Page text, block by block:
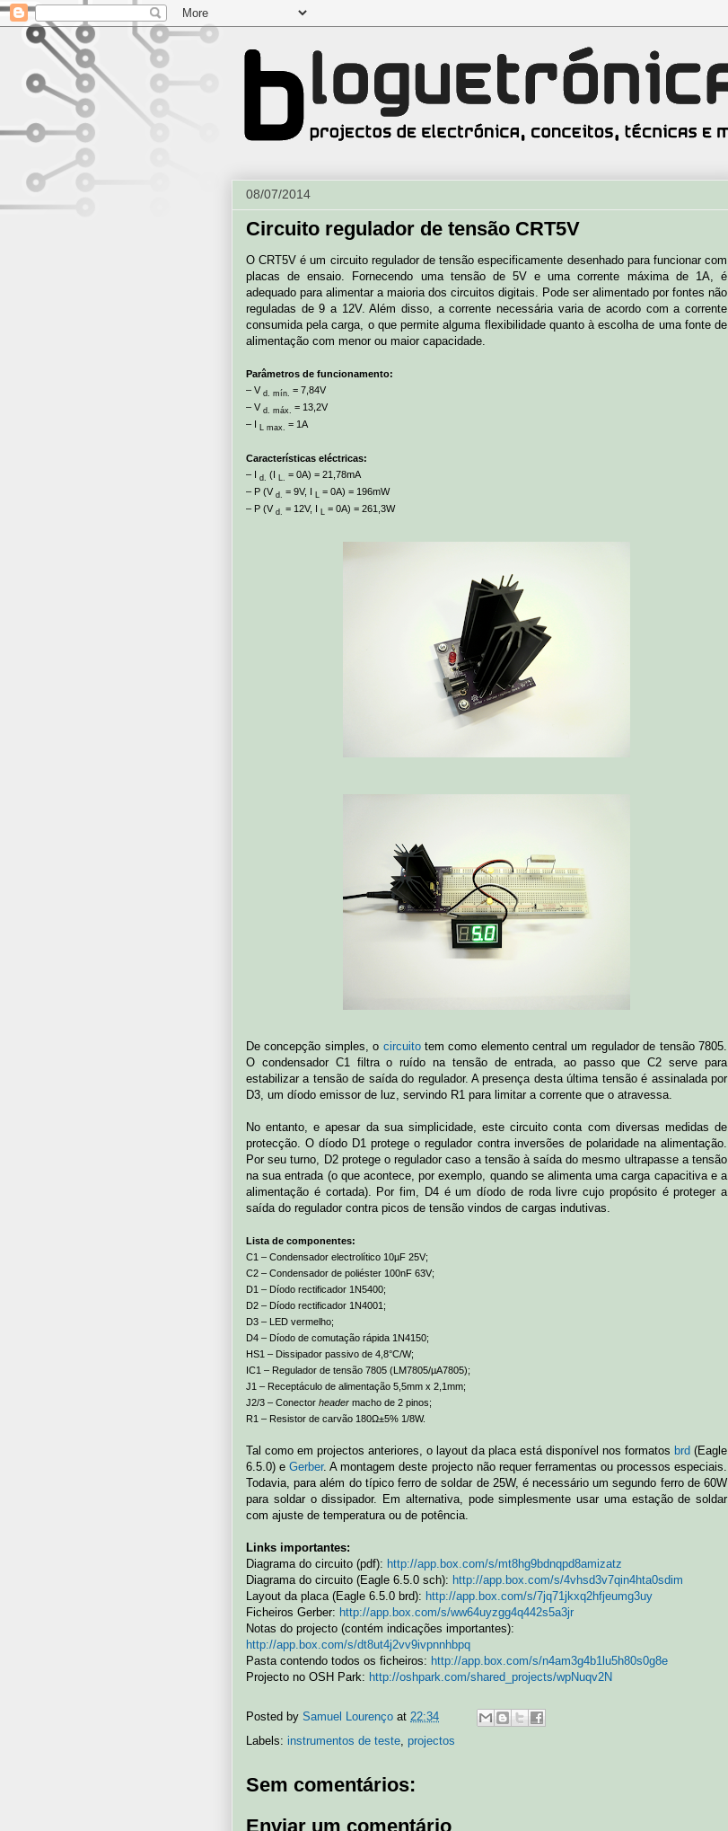
08/07/2014
Circuito regulador de tensão CRT5V
O CRT5V é um circuito regulador de tensão especificamente desenhado para funcionar com
placas de ensaio. Fornecendo uma tensão de 5V e uma corrente máxima de 1A, é
adequado para alimentar a maioria dos circuitos digitais. Pode ser alimentado por fontes não
reguladas de 9 a 12V. Além disso, a corrente necessária varia de acordo com a corrente
consumida pela carga, o que permite alguma flexibilidade quanto à escolha de uma fonte de
alimentação com menor ou maior capacidade.
Parâmetros de funcionamento:
– V d. mín. = 7,84V
– V d. máx. = 13,2V
– I
L max. = 1A
Características eléctricas:
– I d. (I
= 0A) = 21,78mA
– P (V d. = 9V, I L = 0A) = 196mW
– P (V d. = 12V, I L = 0A) = 261,3W
De concepção simples, o circuitotem como elemento central um regulador de tensão 7805.
O condensador C1 filtra o ruído na tensão de entrada, ao passo que C2 serve para
estabilizar a tensão de saída do regulador. A presença desta última tensão é assinalada por
D3, um díodo emissor de luz, servindo R1 para limitar a corrente que o atravessa.
No entanto, e apesar da sua simplicidade, este circuito conta com diversas medidas de
protecção. O díodo D1 protege o regulador contra inversões de polaridade na alimentação.
Por seu turno, D2 protege o regulador caso a tensão à saída do mesmo ultrapasse a tensão
na sua entrada (o que acontece, por exemplo, quando se alimenta uma carga capacitiva e a
alimentação é cortada). Por fim, D4 é um díodo de roda livre cujo propósito é proteger a
saída do regulador contra picos de tensão vindos de cargas indutivas.
Lista de componentes:
C1 – Condensador electrolítico 10µF 25V;
C2 – Condensador de poliéster 100nF 63V;
D1 – Díodo rectificador 1N5400;
D2 – Díodo rectificador 1N4001;
D3 – LED vermelho;
D4 – Díodo de comutação rápida 1N4150;
HS1 – Dissipador passivo de 4,8°C/W;
IC1 – Regulador de tensão 7805 (LM7805/µA7805);
J1 – Receptáculo de alimentação 5,5mm x 2,1mm;
J2/3 – Conector header macho de 2 pinos;
R1 – Resistor de carvão 180Ω±5% 1/8W.
Tal como em projectos anteriores, o layout da placa está disponível nos formatos brd (Eagle
6.5.0) eGerber. A montagem deste projecto não requer ferramentas ou processos especiais.
Todavia, para além do típico ferro de soldar de 25W, é necessário um segundo ferro de 60W
para soldar o dissipador. Em alternativa, pode simplesmente usar uma estação de soldar
com ajuste de temperatura ou de potência.
Links importantes:
Diagrama do circuito (pdf): http://app.box.com/s/mt8hg9bdnqpd8amizatz
Diagrama do circuito (Eagle 6.5.0 sch): http://app.box.com/s/4vhsd3v7qin4hta0sdim
Layout da placa (Eagle 6.5.0 brd): http://app.box.com/s/7jq71jkxq2hfjeumg3uy
Ficheiros Gerber: http://app.box.com/s/ww64uyzgg4q442s5a3jr
Notas do projecto (contém indicações importantes):
http://app.box.com/s/dt8ut4j2vv9ivpnnhbpq
Pasta contendo todos os ficheiros: http://app.box.com/s/n4am3g4b1lu5h80s0g8e
Projecto no OSH Park: http://oshpark.com/shared_projects/wpNuqv2N
Posted by Samuel Lourenço at 22:34
Labels: instrumentos de teste, projectos
Sem comentários:
Enviar um comentário